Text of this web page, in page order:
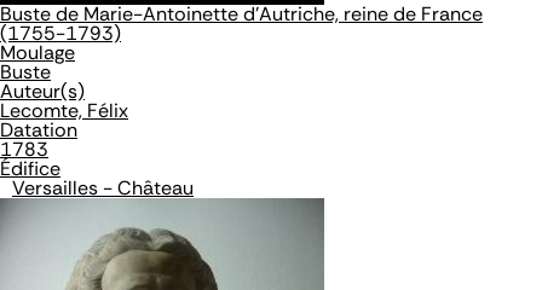
Buste de Marie-Antoinette d'Autriche, reine de France
(1755-1793)
Moulage
Buste
Auteur(s)
Lecomte, Félix
Datation
1783
Édifice
Versailles - Château